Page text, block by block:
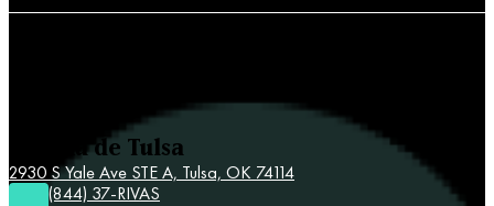
Oficina de Tulsa
2930 S Yale Ave STE A, Tulsa, OK 74114
(844) 37-RIVAS